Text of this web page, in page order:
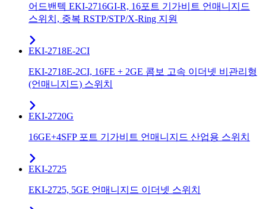
어드밴텍 EKI-2716GI-R, 16포트 기가비트 언매니지드
스위치, 중복 RSTP/STP/X-Ring 지원
EKI-2718E-2CI
EKI-2718E-2CI, 16FE + 2GE 콤보 고속 이더넷 비관리형
(언매니지드) 스위치
EKI-2720G
16GE+4SFP 포트 기가비트 언매니지드 산업용 스위치
EKI-2725
EKI-2725, 5GE 언매니지드 이더넷 스위치